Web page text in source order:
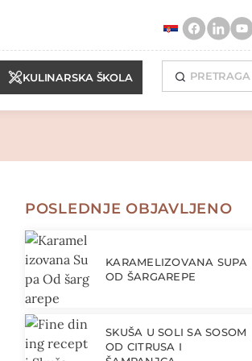
KULINARSKA ŠKOLA
POSLEDNJE OBJAVLJENO
KARAMELIZOVANA SUPA
OD ŠARGAREPE
SKUŠA U SOLI SA SOSOM
OD CITRUSA I